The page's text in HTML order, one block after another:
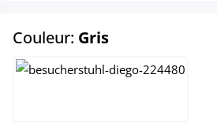
Couleur: Grisselect